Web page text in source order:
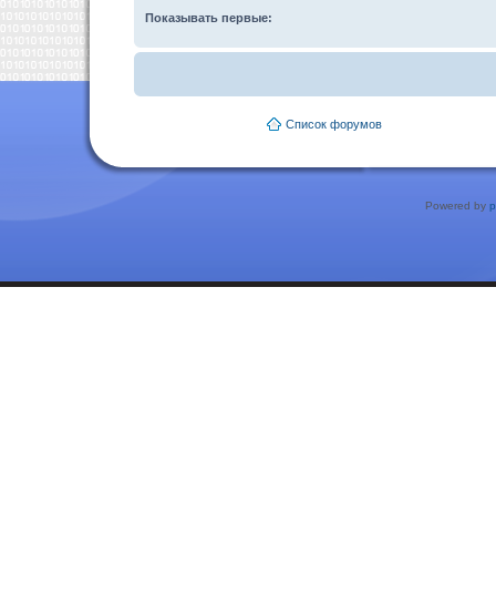
Показывать первые:
Список форумов
Powered by